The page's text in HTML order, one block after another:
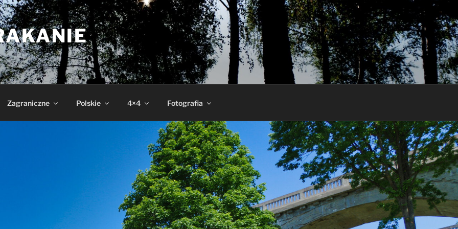
Zagraniczne Polskie 4×4 Fotografia